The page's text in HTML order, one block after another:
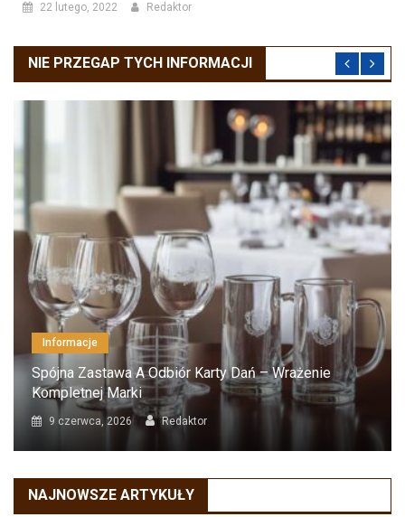
22 lutego, 2022 Redaktor
NIE PRZEGAP TYCH INFORMACJI
Informacje
Spójna Zastawa A Odbiór Karty Dań – Wrażenie
Kompletnej Marki
9 czerwca, 2026 Redaktor
NAJNOWSZE ARTYKUŁY